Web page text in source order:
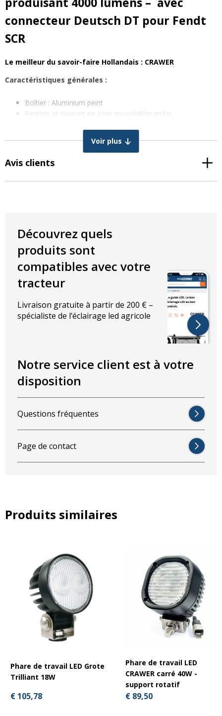
connecteur Deutsch DT pour Fendt
SCR
Le meilleur du savoir-faire Hollandais : CRAWER
Caractéristiques générales :
Boîtier : Aluminium peint
Fixation et support en acier inoxydables inclus
Feu de croisement et feu de route (pas de certification)
4 LED Cree XTE de 10W
Lampes de traitement : PMMA
Lampe réglable dans toutes les directions et positions
Caractéristiques techniques :
Couleur:Blanc-Froid
Température de couleur : 6000K
4000 lumens
Caractéristiques électriques :
Dimensions en mm :
Largeur : 110mm
Hauteur : 120mm
Épaisseur : 96mm
Voir plus
Avis clients
Découvrez quels
produits sont
compatibles avec votre
tracteur
Livraison gratuite à partir de 200 € –
spécialiste de l’éclairage led agricole
Notre service client est à votre
disposition
Questions fréquentes
Page de contact
Produits similaires
Phare de travail LED Grote
Trilliant 18W
€ 105,78
Phare de travail LED
CRAWER carré 40W -
support rotatif
€ 89,50